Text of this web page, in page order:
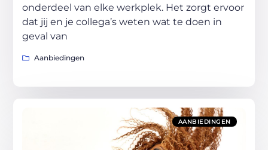
onderdeel van elke werkplek. Het zorgt ervoor
dat jij en je collega’s weten wat te doen in
geval van
Aanbiedingen
AANBIEDINGEN